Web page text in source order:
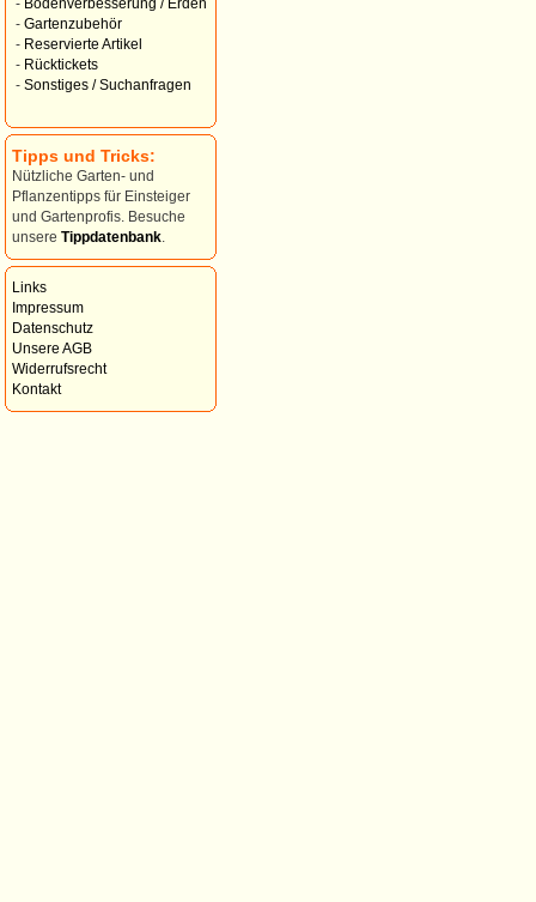
- Bodenverbesserung / Erden
- Gartenzubehör
- Reservierte Artikel
- Rücktickets
- Sonstiges / Suchanfragen
Tipps und Tricks:
Nützliche Garten- und
Pflanzentipps für Einsteiger
und Gartenprofis. Besuche
unsere Tippdatenbank
Links
Impressum
Datenschutz
Unsere AGB
Widerrufsrecht
Kontakt